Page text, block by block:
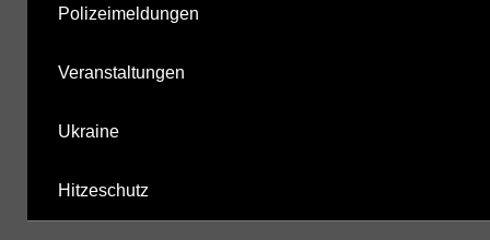
Polizeimeldungen
Veranstaltungen
Ukraine
Hitzeschutz